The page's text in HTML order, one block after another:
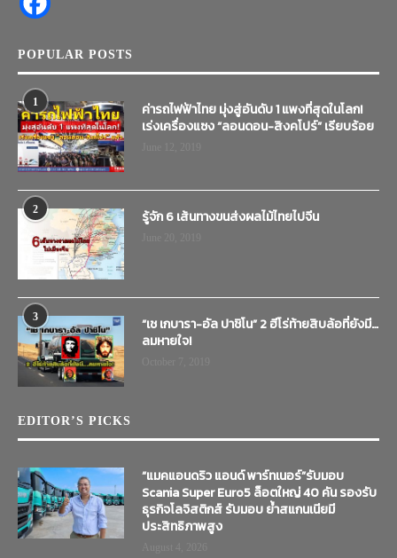
POPULAR POSTS
1
ค่ารถไฟฟ้าไทย มุ่งสู่อันดับ 1 แพงที่สุดในโลก!
เร่งเครื่องแซง “ลอนดอน-สิงคโปร์” เรียบร้อย
2 รู้จัก 6 เส้นทางขนส่งผลไม้ไทยไปจีน
3
“เช เกบารา-อัล ปาชิโน” 2 ฮีโร่ท้ายสิบล้อที่ยังมี…
ลมหายใจ!
EDITOR’S PICKS
“แมคแอนดริว แอนด์ พาร์ทเนอร์”รับมอบ
Scania Super Euro5 ล็อตใหญ่ 40 คัน รองรับ
ธุรกิจโลจิสติกส์ รับมอบ ย้ำสแกนเนียมี
ประสิทธิภาพสูง